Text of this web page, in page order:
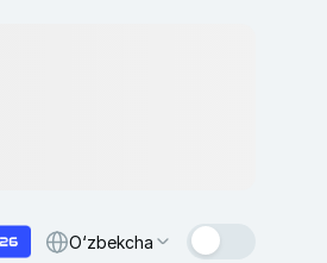
O‘zbekcha